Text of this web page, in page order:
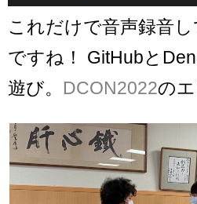
これだけで音声録音
ですね！ GitHubと
遊び。 DCON2022の